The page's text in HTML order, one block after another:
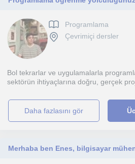
Programlama
Çevrimiçi dersler
Bol tekrarlar ve uygulamalarla
sektörün ihtiyaçlarına doğru, gerçek
daha fazlasını gör